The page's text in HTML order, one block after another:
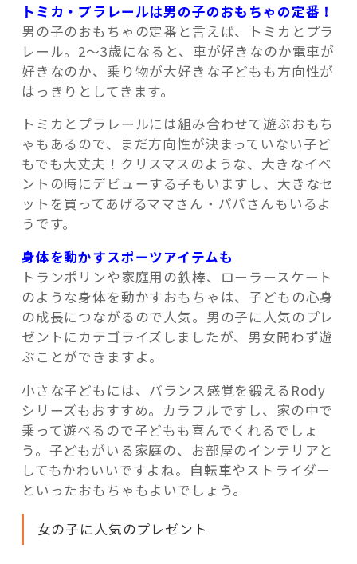
トミカ・プラレールは男の子のおもちゃの定番！
男の子のおもちゃの定番と言えば、トミカとプラ
レール。2～3歳になると、車が好きなのか電車が
好きなのか、乗り物が大好きな子どもも方向性が
はっきりとしてきます。
トミカとプラレールには組み合わせて遊ぶおもち
ゃもあるので、まだ方向性が決まっていない子ど
もでも大丈夫！クリスマスのような、大きなイベ
ントの時にデビューする子もいますし、大きなセ
ットを買ってあげるママさん・パパさんもいるよ
うです。
身体を動かすスポーツアイテムも
トランポリンや家庭用の鉄棒、ローラースケート
のような身体を動かすおもちゃは、子どもの心身
の成長につながるので人気。男の子に人気のプレ
ゼントにカテゴライズしましたが、男女問わず遊
ぶことができますよ。
小さな子どもには、バランス感覚を鍛えるRody
シリーズもおすすめ。カラフルですし、家の中で
乗って遊べるので子どもも喜んでくれるでしょ
う。子どもがいる家庭の、お部屋のインテリアと
してもかわいいですよね。自転車やストライダー
といったおもちゃもよいでしょう。
女の子に人気のプレゼント